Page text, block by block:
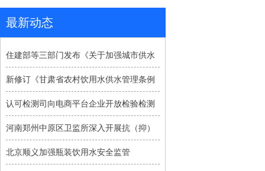
最新动态
住建部等三部门发布《关于加强城市供水
新修订《甘肃省农村饮用水供水管理条例
认可检测司向电商平台企业开放检验检测
河南郑州中原区卫监所深入开展抗（抑）
北京顺义加强瓶装饮用水安全监管